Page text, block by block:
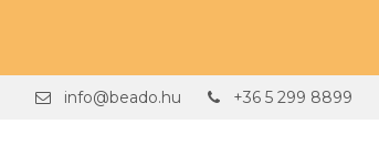
info@beado.hu +36 5 299 8899